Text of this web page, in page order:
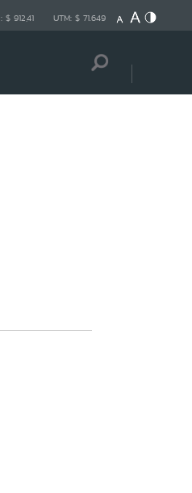
$ 912,41 UTM: $ 71.649